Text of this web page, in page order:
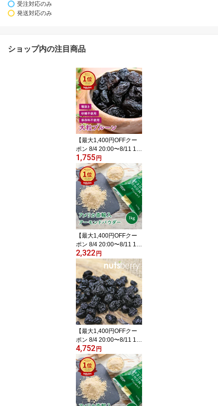
受注対応のみ
発送対応のみ
ショップ内の注目商品
【最大1,400円OFFクー
ポン 8/4 20:00〜8/11 1:5
9】 【公式】【送料無
料】 種抜き 大粒プルー
ン 800g ドライフルーツ
アメリカ産 保存料不使用
砂糖不使用 業務用 チャ
ック付き 国内製造 保存
料無添加 オイルコートな
し ヨーグルト 鉄分
1,755 円
【最大1,400円OFFクー
ポン 8/4 20:00〜8/11 1:5
9】 【公式】アーモンド
パウダー 1kg アメリカ産
ナッツ 皮無し 大容量 保
存料不使用 保存料無添加
製菓 製パン 業務用 アー
モンドプードル nutsberr
y ナッツベリー 大容量 業
務用 ナッツ
2,322 円
【最大1,400円OFFクー
ポン 8/4 20:00〜8/11 1:5
9】 【公式】【送料無
料】 ドライブルーベリー
1kg アメリカ産 カルチベ
イト種 保存料不使用 着
色料不使用 宅配便発送
ドライブルーベリー カル
チべート ベーカリー グ
4,752 円